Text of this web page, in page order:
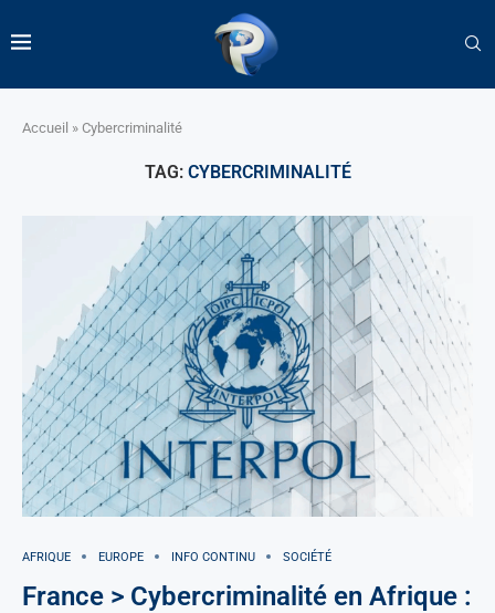
Accueil » Cybercriminalité
TAG: CYBERCRIMINALITÉ
AFRIQUE EUROPE INFO CONTINU SOCIÉTÉ
France > Cybercriminalité en Afrique :